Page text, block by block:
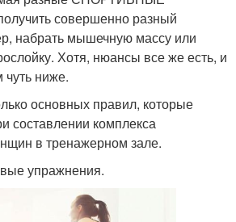
совершенно разный
набрать мышечную массу или
Хотя, нюансы все же есть, и
ниже.
основных правил, которые
составлении комплекса
в тренажерном зале.
упражнения.